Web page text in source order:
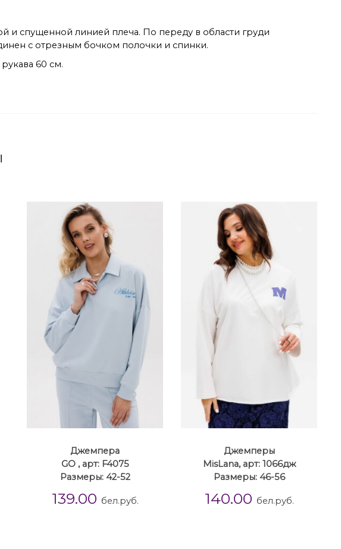
и спущенной линией плеча. По переду в области груди
с отрезным бочком полочки и спинки.
60 см.
Джемпера
GO , арт: F4075
Размеры: 42-52
139.00 бел.руб.
Джемперы
MisLana, арт: 1066дж
Размеры: 46-56
140.00 бел.руб.